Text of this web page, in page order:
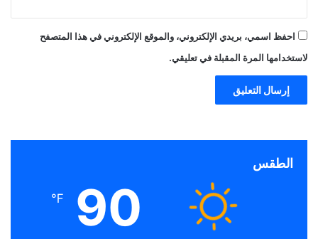
احفظ اسمي، بريدي الإلكتروني، والموقع الإلكتروني في هذا المتصفح
لاستخدامها المرة المقبلة في تعليقي.
الطقس
90
℉